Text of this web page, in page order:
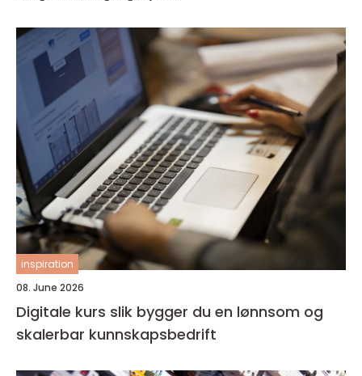
inspiration
08. June 2026
Digitale kurs slik bygger du en lønnsom og
skalerbar kunnskapsbedrift